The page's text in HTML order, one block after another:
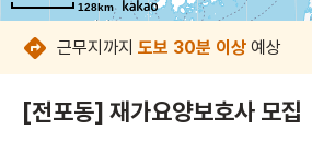
128km
128km
128km
128km
128km
128km
128km
128km
근무지까지 도보 30분 이상 예상
[전포동] 재가요양보호사 모집